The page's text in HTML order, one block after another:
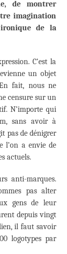
de montrer
imagination
de la
C’est la
un objet
fait, nous ne
censure sur un
N’importe qui
sans avoir à
pas de dénigrer
l’on a envie de
actuels.
anti-marques.
pas alter
gens de leur
depuis vingt
il faut savoir
logotypes par